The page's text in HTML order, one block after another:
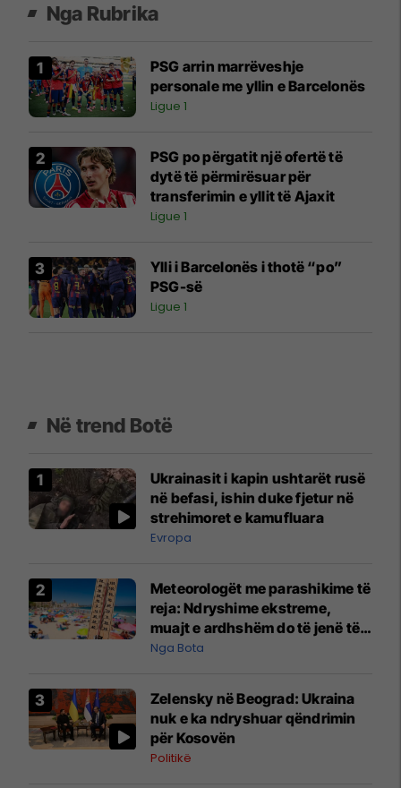
Nga Rubrika
PSG arrin marrëveshje
personale me yllin e Barcelonës
Ligue 1
PSG po përgatit një ofertë të
dytë të përmirësuar për
transferimin e yllit të Ajaxit
Ligue 1
Ylli i Barcelonës i thotë “po”
PSG-së
Ligue 1
Në trend Botë
Ukrainasit i kapin ushtarët rusë
në befasi, ishin duke fjetur në
strehimoret e kamufluara
Evropa
Meteorologët me parashikime të
reja: Ndryshime ekstreme,
muajt e ardhshëm do të jenë të
pazakontë
Nga Bota
Zelensky në Beograd: Ukraina
nuk e ka ndryshuar qëndrimin
për Kosovën
Politikë